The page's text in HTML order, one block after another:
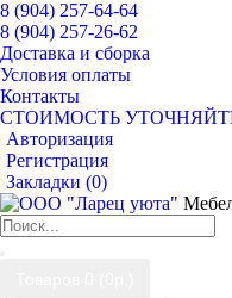
8 (904) 257-64-64
8 (904) 257-26-62
Доставка и сборка
Условия оплаты
Контакты
СТОИМОСТЬ
Авторизация
Регистрация
Закладки (0)